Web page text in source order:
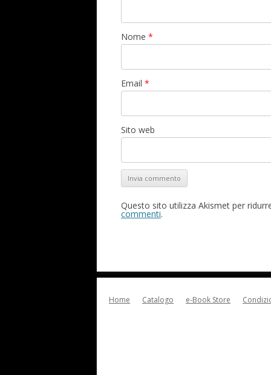
Nome *
Email *
Sito web
Questo sito utilizza Akismet per
commenti.
Home Catalogo e-Book Store